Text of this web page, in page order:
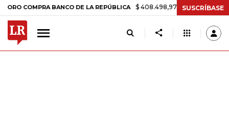
BANCO DE LA REPÚBLICA $ 408.498,97 +$ 8.753,81 +2,19%
SUSCRÍBASE